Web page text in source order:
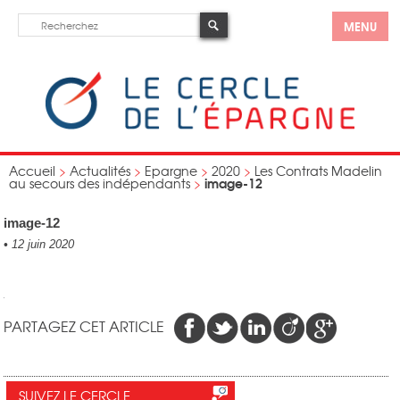
MENU
Accueil > Actualités > Epargne > 2020 > Les Contrats Madelin
au secours des indépendants > image-12
image-12
• 12 juin 2020
PARTAGEZ CET ARTICLE
SUIVEZ LE CERCLE